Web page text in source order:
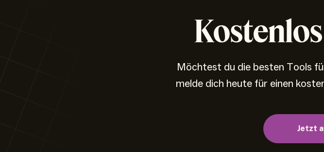
Möchtest du die besten Tools
melde dich heute für einen
Jetzt